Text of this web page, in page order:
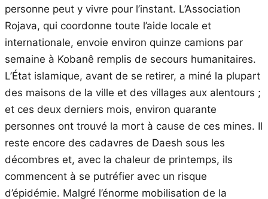
personne peut y vivre pour l’instant. L’Association
Rojava, qui coordonne toute l’aide locale et
internationale, envoie environ quinze camions par
semaine à Kobanê remplis de secours humanitaires.
L’État islamique, avant de se retirer, a miné la plupart
des maisons de la ville et des villages aux alentours ;
et ces deux derniers mois, environ quarante
personnes ont trouvé la mort à cause de ces mines. Il
reste encore des cadavres de Daesh sous les
décombres et, avec la chaleur de printemps, ils
commencent à se putréfier avec un risque
d’épidémie. Malgré l’énorme mobilisation de la